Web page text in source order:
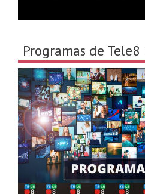
Programas de Tele8